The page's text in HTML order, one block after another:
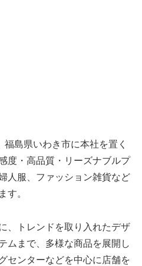
福島県いわき市に本社を置く
度・高品質・リーズナブルプ
人服、ファッション雑貨など
す。
、トレンドを取り入れたデザ
ムまで、多様な商品を展開し
センターなどを中心に店舗を